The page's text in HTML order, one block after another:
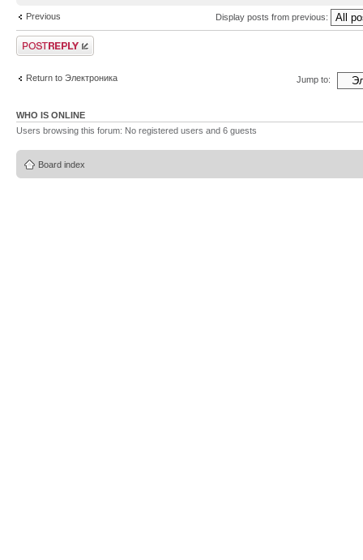
Previous Display posts from previous:
Post a reply
Return to Электроника Jump to:
WHO IS ONLINE
Users browsing this forum: No registered users and 6 guests
Board index